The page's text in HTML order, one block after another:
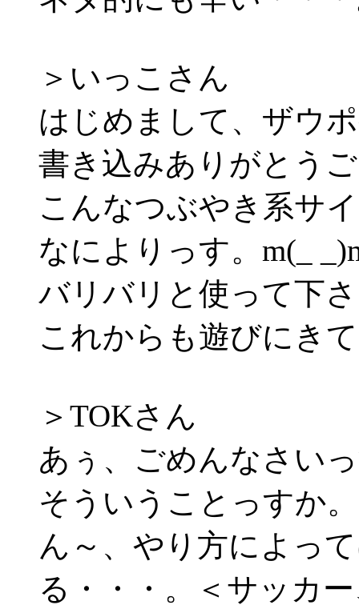
＞いっこさん
はじめまして、ザウ
書き込みありがとう
こんなつぶやき系サ
なによりっす。m(_
バリバリと使って下
これからも遊びにき
＞TOKさん
あぅ、ごめんなさい
そういうことっすか
ん～、やり方によっ
る・・・。＜サッカ